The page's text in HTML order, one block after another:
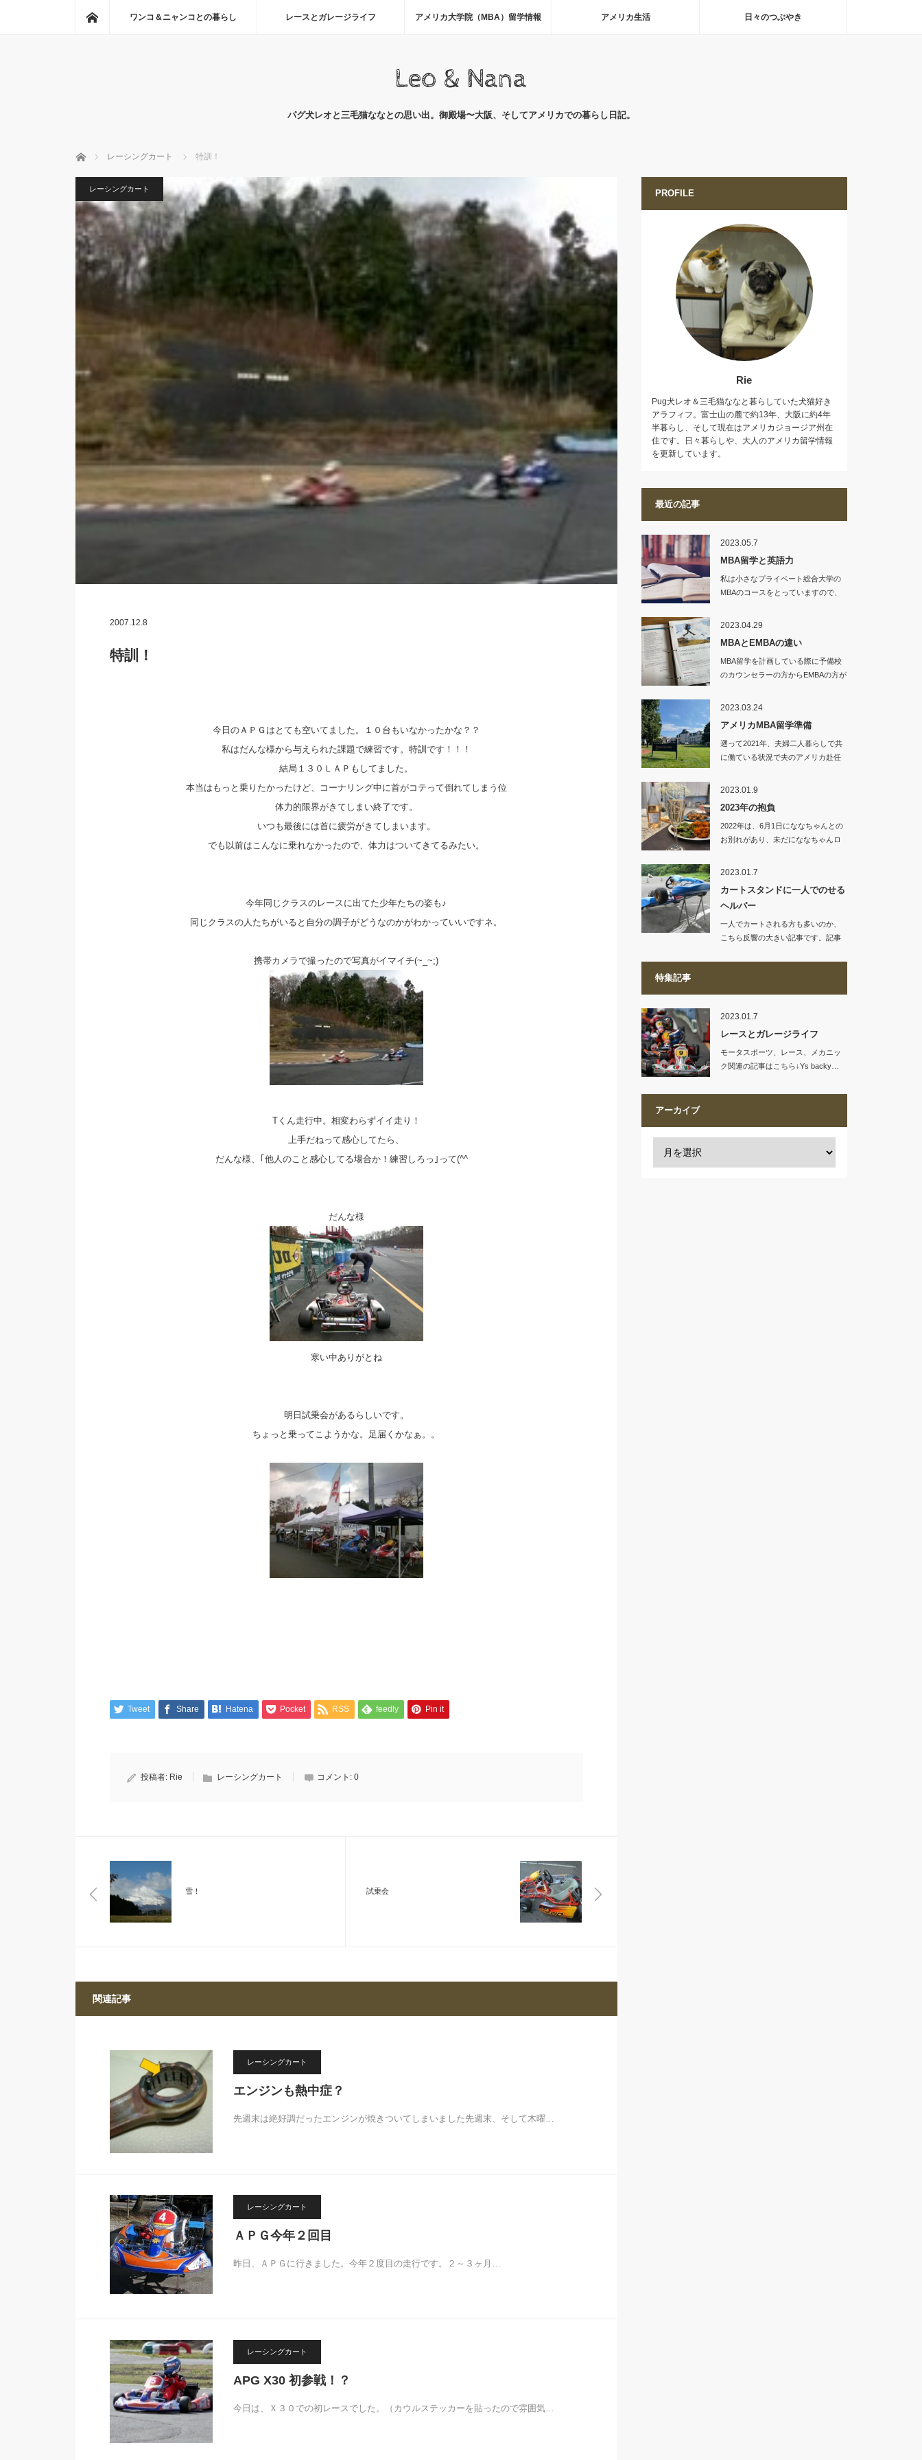
ホームワンコ＆ニャンコとの暮らし レースとガレージライフ アメリカ大学院（MBA）留学情報 アメリカ生活 日々のつぶやき
Leo & Nana
パグ犬レオと三毛猫ななとの思い出。御殿場〜大阪、そしてアメリカでの暮らし日記。
ホーム レーシングカート 特訓！
レーシングカート
2007.12.8
特訓！
今日のＡＰＧはとても空いてました。１０台もいなかったかな？？
私はだんな様から与えられた課題で練習です。特訓です！！！
結局１３０ＬＡＰもしてました。
本当はもっと乗りたかったけど、コーナリング中に首がコテって倒れてしまう位
体力的限界がきてしまい終了です。
いつも最後には首に疲労がきてしまいます。
でも以前はこんなに乗れなかったので、体力はついてきてるみたい。
今年同じクラスのレースに出てた少年たちの姿も♪
同じクラスの人たちがいると自分の調子がどうなのかがわかっていいですネ。
携帯カメラで撮ったので写真がイマイチ(~_~;)
Tくん走行中。相変わらずイイ走り！
上手だねって感心してたら、
だんな様、｢他人のこと感心してる場合か！練習しろっ｣って(^^ゞ
だんな様
寒い中ありがとね
明日試乗会があるらしいです。
ちょっと乗ってこようかな。足届くかなぁ。。
Tweet Share Hatena Pocket RSS feedly Pin it
投稿者: Rie レーシングカート コメント: 0
雪！ 試乗会
関連記事
レーシングカート
エンジンも熱中症？
先週末は絶好調だったエンジンが焼きついてしまいました先週末、そして木曜…
レーシングカート
ＡＰＧ今年２回目
昨日、ＡＰＧに行きました。今年２度目の走行です。２～３ヶ月…
レーシングカート
APG X30 初参戦！？
今日は、Ｘ３０での初レースでした。（カウルステッカーを貼ったので雰囲気…
PROFILE
Rie
Pug犬レオ＆三毛猫ななと暮らしていた犬猫好き
アラフィフ。富士山の麓で約13年、大阪に約4年
半暮らし、そして現在はアメリカジョージア州在
住です。日々暮らしや、大人のアメリカ留学情報
を更新しています。
最近の記事
2023.05.7
MBA留学と英語力
私は小さなプライベート総合大学の
MBAのコースをとっていますので、
2023.04.29
MBAとEMBAの違い
MBA留学を計画している際に予備校
のカウンセラーの方からEMBAの方が
2023.03.24
アメリカMBA留学準備
遡って2021年、夫婦二人暮らしで共
に働ている状況で夫のアメリカ赴任
2023.01.9
2023年の抱負
2022年は、6月1日にななちゃんとの
お別れがあり、未だにななちゃんロ
2023.01.7
カートスタンドに一人でのせる
ヘルパー
一人でカートされる方も多いのか、
こちら反響の大きい記事です。記事
特集記事
2023.01.7
レースとガレージライフ
モータスポーツ、レース、メカニッ
ク関連の記事はこちら↓Ys backy…
アーカイブ